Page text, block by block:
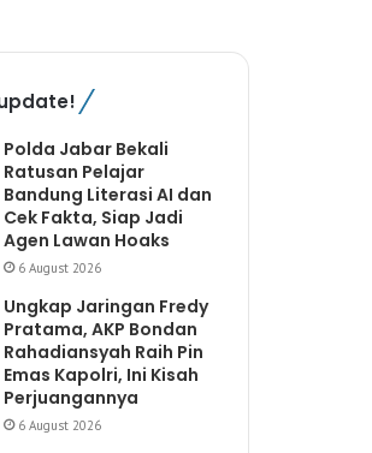
Polda Jabar Bekali
Ratusan Pelajar
Bandung Literasi AI dan
Cek Fakta, Siap Jadi
Agen Lawan Hoaks
6 August 2026
Ungkap Jaringan Fredy
Pratama, AKP Bondan
Rahadiansyah Raih Pin
Emas Kapolri, Ini Kisah
Perjuangannya
6 August 2026